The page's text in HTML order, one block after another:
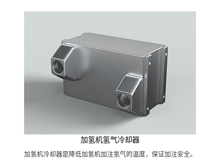
加氢机氢气冷却器
加氢机冷却器是降低加氢机加注氢气的温度，保证加注安全。